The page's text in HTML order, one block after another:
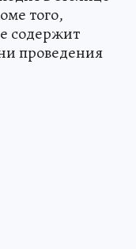
того,
содержит
проведения